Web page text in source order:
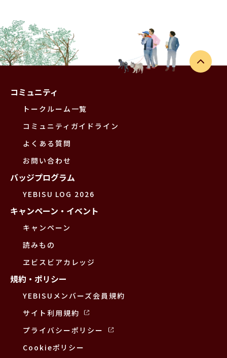
コミュニティ
トークルーム一覧
コミュニティガイドライン
よくある質問
お問い合わせ
バッジプログラム
YEBISU LOG 2026
キャンペーン・イベント
キャンペーン
読みもの
ヱビスビアカレッジ
規約・ポリシー
YEBISUメンバーズ会員規約
サイト利用規約
プライバシーポリシー
Cookieポリシー